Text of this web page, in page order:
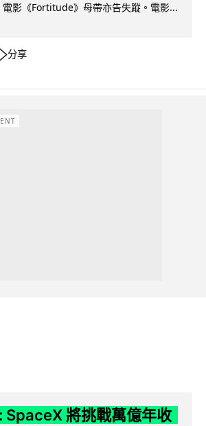
影《Fortitude》母帶亦告失蹤。電影...
分享
SpaceX 將挑戰萬億年收